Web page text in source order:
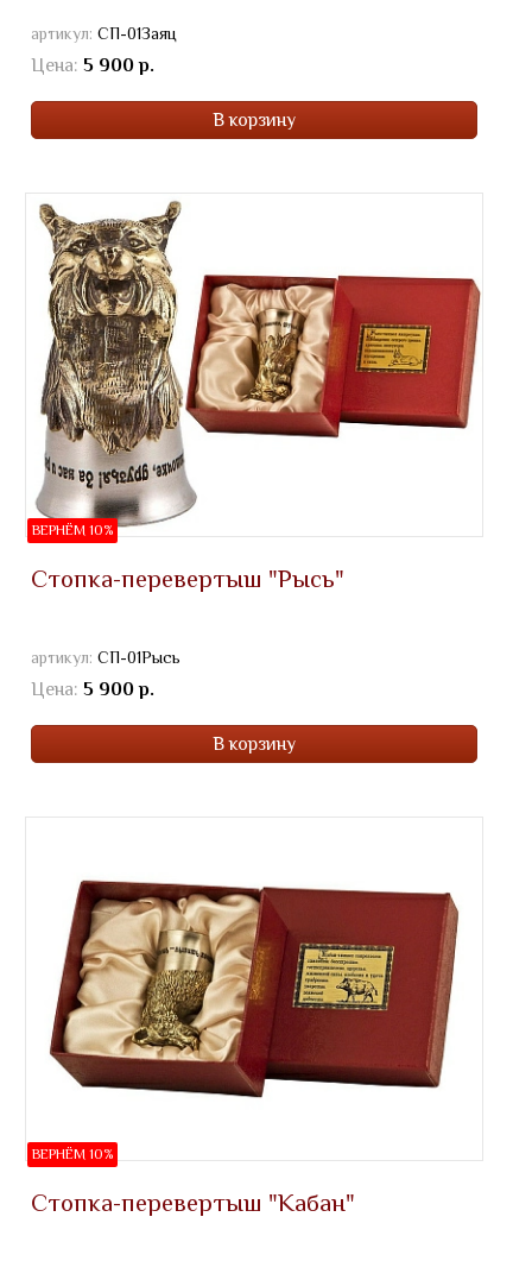
артикул: СП-01Заяц
Цена: 5 900 р.
В корзину
ВЕРНЁМ 10%
Стопка-перевертыш "Рысь"
артикул: СП-01Рысь
Цена: 5 900 р.
В корзину
ВЕРНЁМ 10%
Стопка-перевертыш "Кабан"